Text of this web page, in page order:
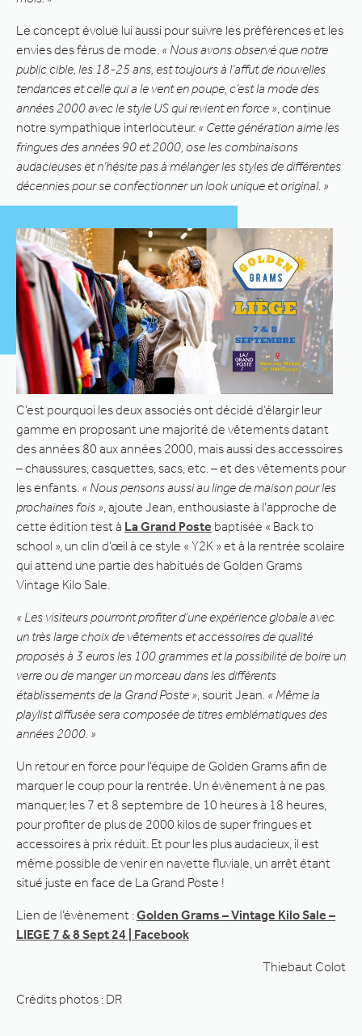
Le concept évolue lui aussi pour suivre les préférences et les
envies des férus de mode. « Nous avons observé que notre
public cible, les 18-25 ans, est toujours à l’affut de nouvelles
tendances et celle qui a le vent en poupe, c’est la mode des
années 2000 avec le style US qui revient en force » , continue
notre sympathique interlocuteur. « Cette génération aime les
fringues des années 90 et 2000, ose les combinaisons
audacieuses et n’hésite pas à mélanger les styles de différentes
décennies pour se confectionner un look unique et original. »
C’est pourquoi les deux associés ont décidé d’élargir leur
gamme en proposant une majorité de vêtements datant
des années 80 aux années 2000, mais aussi des accessoires
– chaussures, casquettes, sacs, etc. – et des vêtements pour
les enfants. « Nous pensons aussi au linge de maison pour les
prochaines fois » , ajoute Jean, enthousiaste à l’approche de
cette édition test à La Grand Poste baptisée « Back to
school », un clin d’œil à ce style « Y2K » et à la rentrée scolaire
qui attend une partie des habitués de Golden Grams
Vintage Kilo Sale.
« Les visiteurs pourront profiter d’une expérience globale avec
un très large choix de vêtements et accessoires de qualité
proposés à 3 euros les 100 grammes et la possibilité de boire un
verre ou de manger un morceau dans les différents
établissements de la Grand Poste » , sourit Jean . « Même la
playlist diffusée sera composée de titres emblématiques des
années 2000. »
Un retour en force pour l’équipe de Golden Grams afin de
marquer le coup pour la rentrée. Un évènement à ne pas
manquer, les 7 et 8 septembre de 10 heures à 18 heures,
pour profiter de plus de 2000 kilos de super fringues et
accessoires à prix réduit. Et pour les plus audacieux, il est
même possible de venir en navette fluviale, un arrêt étant
situé juste en face de La Grand Poste !
Lien de l’évènement :Golden Grams – Vintage Kilo Sale –
LIEGE 7 & 8 Sept 24 | Facebook
Thiebaut Colot
Crédits photos : DR